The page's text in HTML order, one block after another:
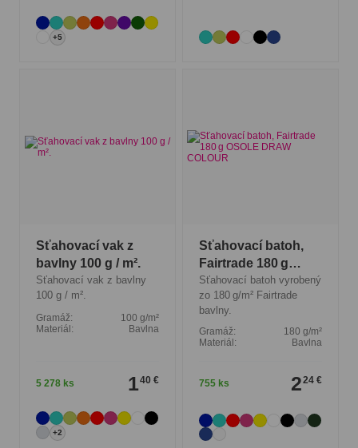
+5
Sťahovací vak z
bavlny 100 g / m².
Sťahovací vak z bavlny
100 g / m².
Gramáž:
100 g/m²
Materiál:
Bavlna
5 278 ks 1 40 €
+2
Sťahovací batoh,
Fairtrade 180 g
OSOLE DRAW
COLOUR
Sťahovací batoh vyrobený
zo 180 g/m² Fairtrade
bavlny.
Gramáž:
180 g/m²
Materiál:
Bavlna
755 ks 2 24 €